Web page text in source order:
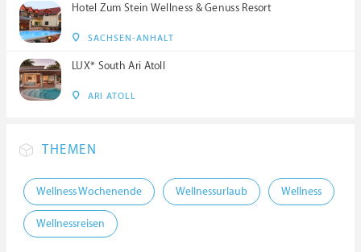
Hotel Zum Stein Wellness & Genuss Resort
SACHSEN-ANHALT
LUX* South Ari Atoll
ARI ATOLL
THEMEN
Wellness Wochenende Wellnessurlaub Wellness
Wellnessreisen